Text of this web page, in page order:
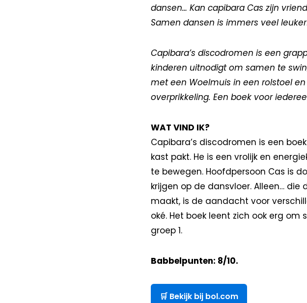
dansen… Kan capibara Cas zijn
Samen dansen is immers veel
Capibara’s discodromen is een
kinderen uitnodigt om samen te
met een Woelmuis in een rolstoel
overprikkeling. Een boek voor
WAT VIND IK?
Capibara’s discodromen is een
kast pakt. He is een vrolijk en
te bewegen. Hoofdpersoon Cas is
krijgen op de dansvloer. Alleen…
maakt, is de aandacht voor
oké. Het boek leent zich ook erg
groep 1.
Babbelpunten: 8/10.
🛒 Bekijk bij bol.com